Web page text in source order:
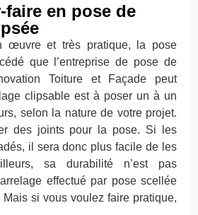
faire en pose de
œuvre et très pratique, la pose
que l’entreprise de pose de
Toiture et Façade peut
clipsable est à poser un à un
selon la nature de votre projet.
des joints pour la pose. Si les
il sera donc plus facile de les
sa durabilité n’est pas
effectué par pose scellée
si vous voulez faire pratique,